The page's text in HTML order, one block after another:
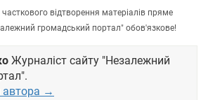
відтворення матеріалів пряме
громадський портал" обов'язкове!
Журналіст сайту "Незалежний
автора →